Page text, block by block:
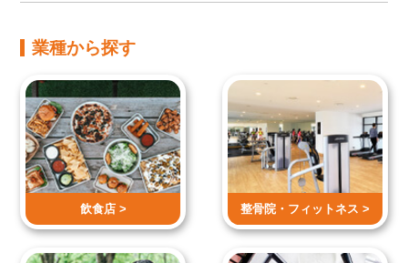
業種から探す
飲食店 > 整骨院・ フィットネス >